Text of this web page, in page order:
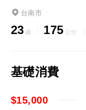
台南市
23 歲 175 公分
基礎消費
$15,000